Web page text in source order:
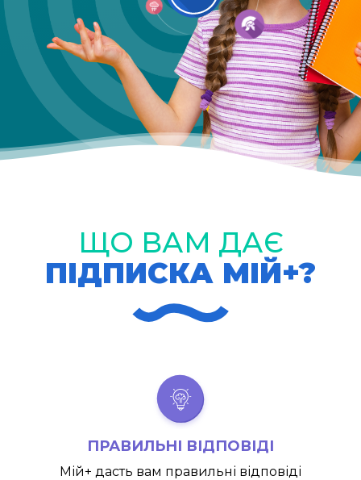
ЩО ВАМ ДАЄ
ПІДПИСКА МІЙ+?
ПРАВИЛЬНІ ВІДПОВІДІ
Мій+ дасть вам правильні відповіді